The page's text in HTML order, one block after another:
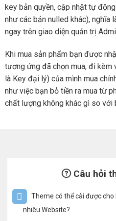
key bản quyền, cập nhật tự
như các bản nulled khác), nghĩa
ngay trên giao diện quản trị
Khi mua sản phẩm bạn được
tương ứng đã chọn mua, đi kèm
là Key đại lý) của mình mua
như việc bạn bỏ tiền ra mua từ
chất lượng không khác gì so với
Câu hỏi
Theme có thể cài được
nhiêu Website?